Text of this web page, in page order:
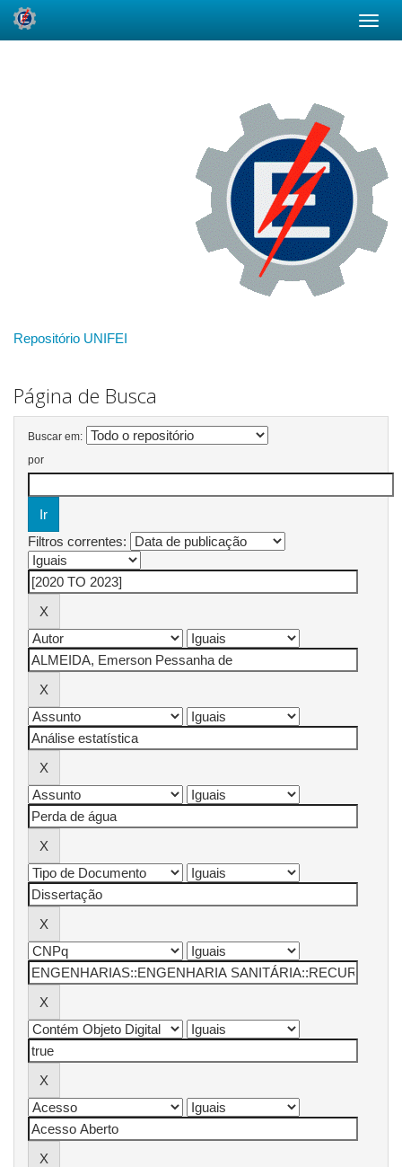
Repositório UNIFEI
Página de Busca
Buscar em:
por
Filtros correntes: